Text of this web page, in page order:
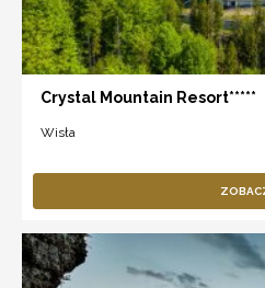
Crystal Mountain Resort*****
Wisła